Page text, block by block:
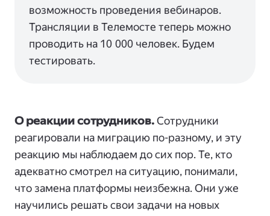
возможность проведения вебинаров.
Трансляции в Телемосте теперь можно
проводить на 10 000 человек. Будем
тестировать.
О реакции сотрудников.Сотрудники
реагировали на миграцию по-разному, и эту
реакцию мы наблюдаем до сих пор. Те, кто
адекватно смотрел на ситуацию, понимали,
что замена платформы неизбежна. Они уже
научились решать свои задачи на новых